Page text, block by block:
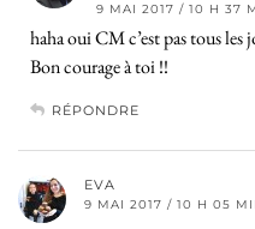
9 MAI 2017 / 10 H 37
haha oui CM c’est pas tous
Bon courage à toi !!
RÉPONDRE
EVA
9 MAI 2017 / 10 H 05